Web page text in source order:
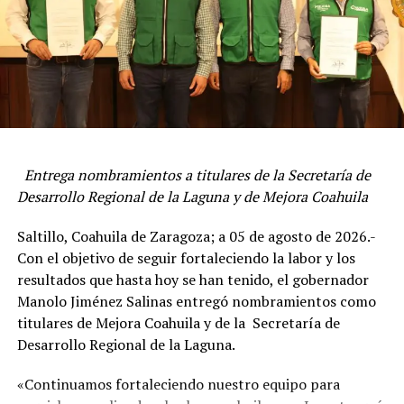
ADVERTISEMENT
seguridad por todo su apoyo, al mencionar que en
conjunto han realizado grandes cosas por el bien de
Coahuila.
Expresó que al cierre de este 2025 se tiene la cifra más
baja de homicidios desde que se tiene registro, y que
resueltos, con lo que se quiere decir que en Coahuila, el
Entrega nombramientos a titulares de la Secretaría de
Desarrollo Regional de la Laguna y de Mejora Coahuila
Saltillo, Coahuila de Zaragoza; a 05 de agosto de 2026.-
Con el objetivo de seguir fortaleciendo la labor y los
resultados que hasta hoy se han tenido, el gobernador
Manolo Jiménez Salinas entregó nombramientos como
titulares de Mejora Coahuila y de la Secretaría de
Desarrollo Regional de la Laguna.
«Continuamos fortaleciendo nuestro equipo para